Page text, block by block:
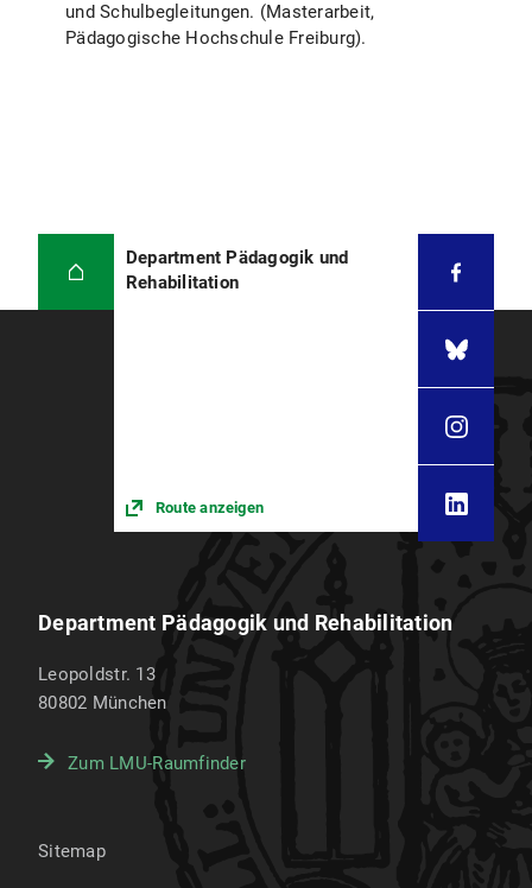
und Schulbegleitungen. (Masterarbeit,
Pädagogische Hochschule Freiburg).
Department Pädagogik und
Rehabilitation
Route anzeigen
Department Pädagogik und Rehabilitation
Leopoldstr. 13
80802 München
Zum LMU-Raumfinder
Sitemap